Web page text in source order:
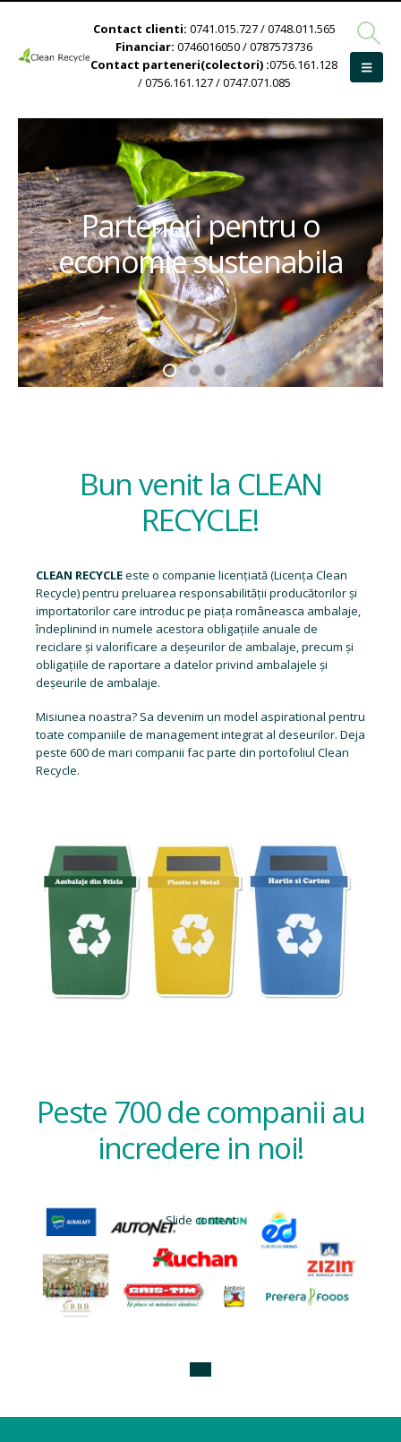
Contact clienti: 0741.015.727 / 0748.011.565
Financiar: 0746016050 / 0787573736
Contact parteneri(colectori) :0756.161.128
/ 0756.161.127 / 0747.071.085
Parteneri pentru o
economie sustenabila
Bun venit la CLEAN
RECYCLE!
CLEAN RECYCLEeste o companie licențiată (Licența Clean
Recycle) pentru preluarea responsabilității producătorilor și
importatorilor care introduc pe piața româneasca ambalaje,
îndeplinind in numele acestora obligațiile anuale de
reciclare și valorificare a deșeurilor de ambalaje, precum și
obligațiile de raportare a datelor privind ambalajele și
deșeurile de ambalaje.
Misiunea noastra? Sa devenim un model aspirational pentru
toate companiile de management integrat al deseurilor. Deja
peste 600 de mari companii fac parte din portofoliul Clean
Recycle.
Peste 700 de companii au
incredere in noi!
Slide content